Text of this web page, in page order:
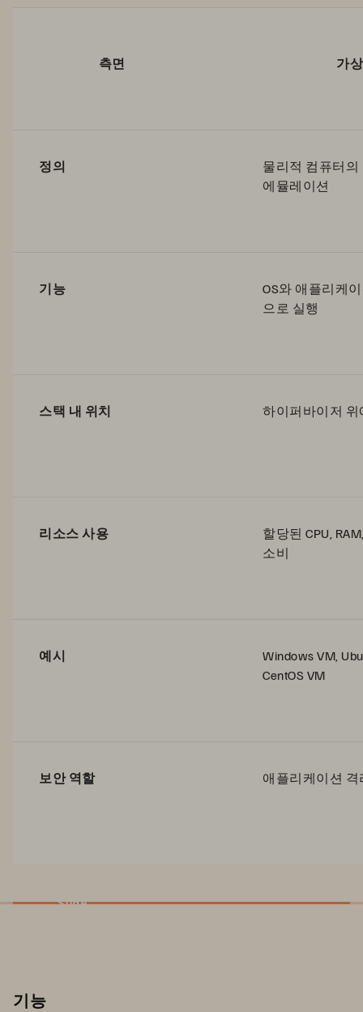
측면 가상머
정의
물리적 컴퓨터
에뮬레이션
기능
OS와 애플리케
으로 실행
스택 내 위치 하이퍼바이저 위
리소스 사용
할당된 CPU,
소비
예시
Windows VM,
CentOS VM
보안 역할 애플리케이션 격
Slide
기능